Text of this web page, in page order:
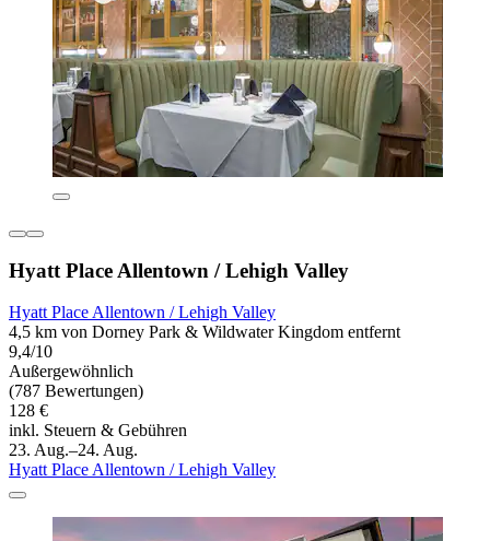
Hyatt Place Allentown / Lehigh Valley
Hyatt Place Allentown / Lehigh Valley
4,5 km von Dorney Park & Wildwater Kingdom entfernt
9,4/10
Außergewöhnlich
(787 Bewertungen)
128 €
inkl. Steuern & Gebühren
23. Aug.–24. Aug.
Hyatt Place Allentown / Lehigh Valley